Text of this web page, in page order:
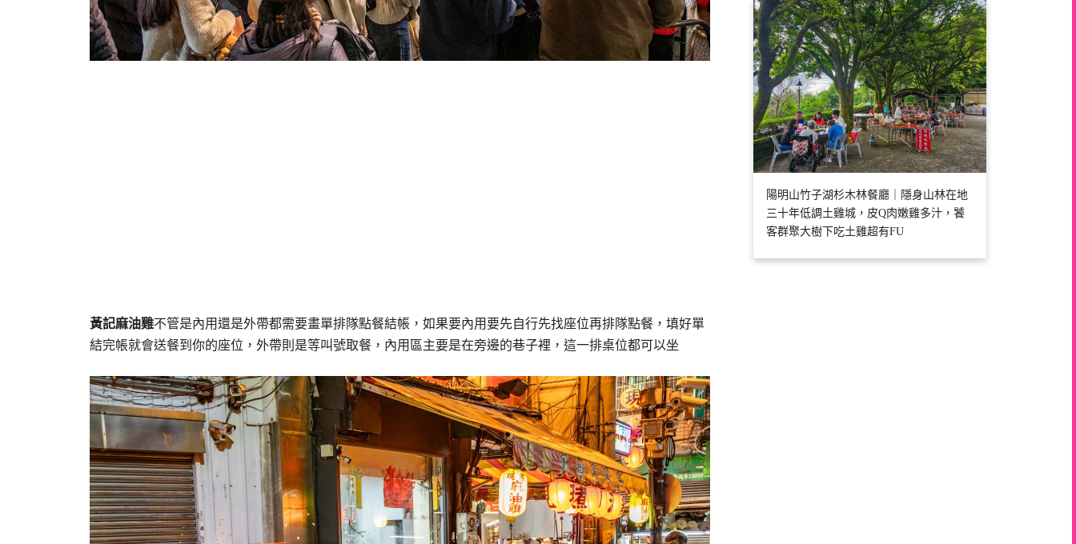
黃記麻油雞不管是內用還是外帶都需要畫單排隊點餐結帳，如果要內用要先自行先找座位再排隊點餐，填好單
結完帳就會送餐到你的座位，外帶則是等叫號取餐，內用區主要是在旁邊的巷子裡，這一排桌位都可以坐
陽明山竹子湖杉木林餐廳｜隱身山林在地
三十年低調土雞城，皮Q肉嫩雞多汁，饕
客群聚大樹下吃土雞超有FU